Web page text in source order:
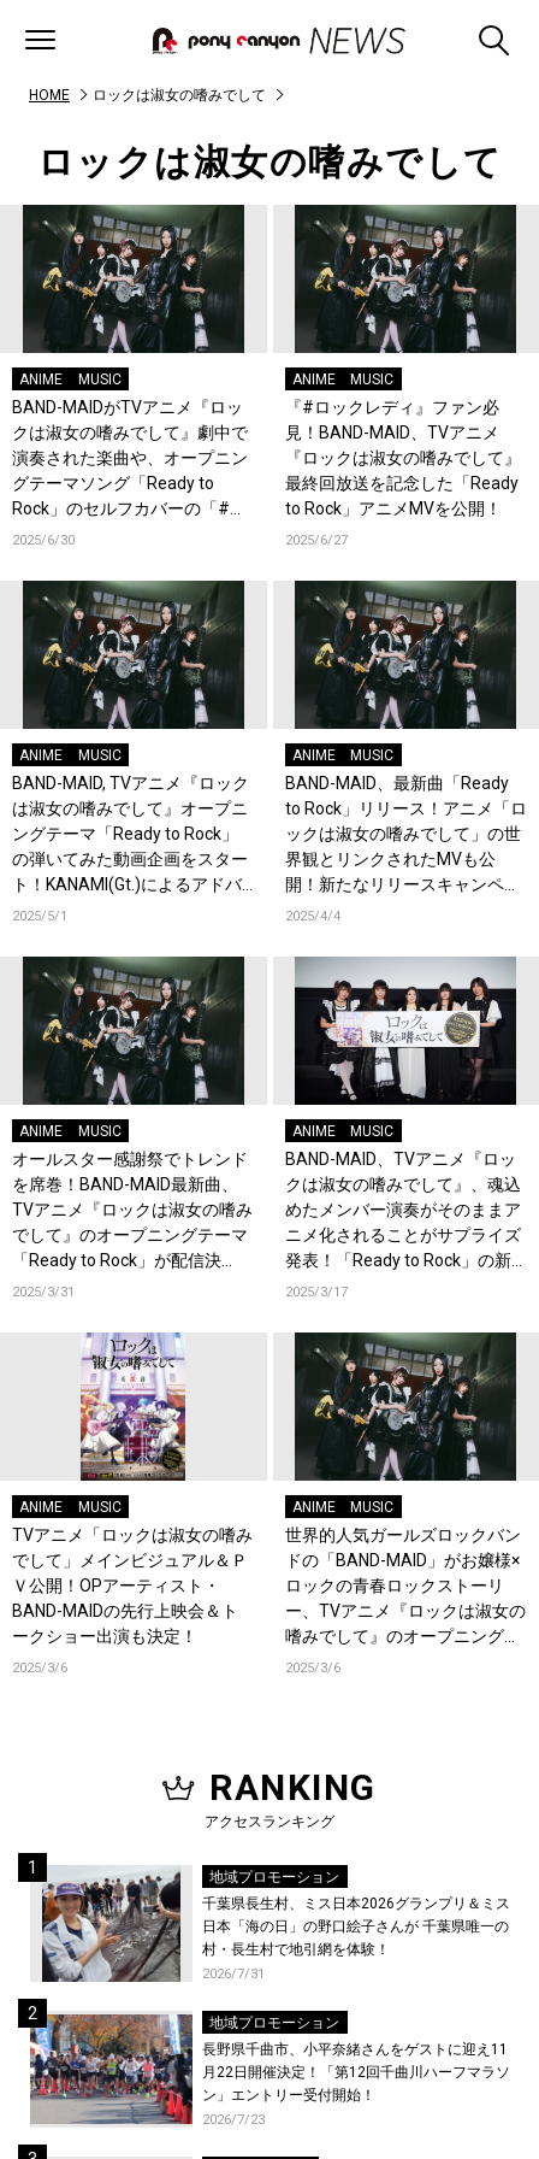
HOME ロックは淑女の嗜みでして
ロックは淑女の嗜みでして
ANIME MUSIC
BAND-MAIDがTVアニメ『ロッ
クは淑女の嗜みでして』劇中で
演奏された楽曲や、オープニン
グテーマソング「Ready to
Rock」のセルフカバーの「#弾
いてみた」動画を続々公開しト
2025/6/30
ANIME MUSIC
『#ロックレディ』ファン必
見！BAND-MAID、TVアニメ
『ロックは淑女の嗜みでして』
最終回放送を記念した「Ready
to Rock」アニメMVを公開！
2025/6/27
ANIME MUSIC
BAND-MAID, TVアニメ『ロック
は淑女の嗜みでして』オープニ
ングテーマ「Ready to Rock」
の弾いてみた動画企画をスター
ト！KANAMI(Gt.)によるアドバ
イスとコメントも到着！
2025/5/1
ANIME MUSIC
BAND-MAID、最新曲「Ready
to Rock」リリース！アニメ「ロ
ックは淑女の嗜みでして」の世
界観とリンクされたMVも公
開！新たなリリースキャンペー
ンも開始！
2025/4/4
ANIME MUSIC
オールスター感謝祭でトレンド
を席巻！BAND-MAID最新曲、
TVアニメ『ロックは淑女の嗜み
でして』のオープニングテーマ
「Ready to Rock」が配信決
定！ジャケ公開&MVをプレミア
2025/3/31
ANIME MUSIC
BAND-MAID、TVアニメ『ロッ
クは淑女の嗜みでして』、魂込
めたメンバー演奏がそのままア
ニメ化されることがサプライズ
発表！「Ready to Rock」の新
たなティザー公開！メンバーコ
2025/3/17
ANIME MUSIC
TVアニメ「ロックは淑女の嗜み
でして」メインビジュアル＆Ｐ
Ｖ公開！OPアーティスト・
BAND-MAIDの先行上映会＆ト
ークショー出演も決定！
2025/3/6
ANIME MUSIC
世界的人気ガールズロックバン
ドの「BAND-MAID」がお嬢様×
ロックの青春ロックストーリ
ー、TVアニメ『ロックは淑女の
嗜みでして』のオープニングテ
ーマ曲を担当いたしまして！
2025/3/6
RANKING
アクセスランキング
地域プロモーション
千葉県長生村、ミス日本2026グランプリ＆ミス
日本「海の日」の野口絵子さんが 千葉県唯一の
村・長生村で地引網を体験！
2026/7/31
地域プロモーション
長野県千曲市、小平奈緒さんをゲストに迎え11
月22日開催決定！「第12回千曲川ハーフマラソ
ン」エントリー受付開始！
2026/7/23